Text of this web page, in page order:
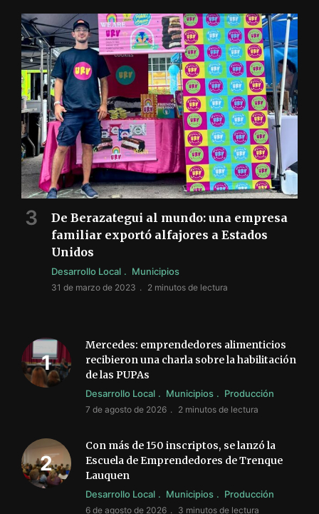
De Berazategui al mundo: una empresa
familiar exportó alfajores a Estados
Unidos
Desarrollo Local Municipios
31 de marzo de 2023 2 minutos de lectura
Mercedes: emprendedores alimenticios
recibieron una charla sobre la habilitación
de las PUPAs
Desarrollo Local Municipios Producción
7 de agosto de 2026 2 minutos de lectura
Con más de 150 inscriptos, se lanzó la
Escuela de Emprendedores de Trenque
Lauquen
Desarrollo Local Municipios Producción
6 de agosto de 2026 3 minutos de lectura